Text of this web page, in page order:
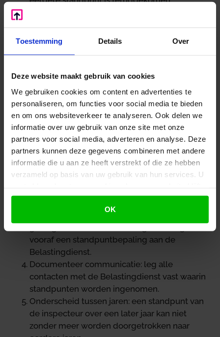
Toestemming Details Over
Deze website maakt gebruik van cookies
We gebruiken cookies om content en advertenties te
personaliseren, om functies voor social media te bieden
en om ons websiteverkeer te analyseren. Ook delen we
informatie over uw gebruik van onze site met onze
partners voor social media, adverteren en analyse. Deze
partners kunnen deze gegevens combineren met andere
informatie die u aan ze heeft verstrekt of die ze hebben
verzameld op basis van uw gebruik van hun services. U
gebruiken.
OK
met zijn standpunt over 2020 alleen iets
belangrijke lessen over het vertrouwensbeginsel:
Expliciete standpunten zijn nodig: het enkel
volgen van aangiften in latere jaren is
onvoldoende om een beroep op het
vertrouwensbeginsel te onderbouwen.
Let op bij aandeelhouderswijzigingen: bij
belangrijke aandeelhouderswijzigingen moet
Doe vooroverleg: wilt u zekerheid over fiscale
vooraf een standpuntbepaling aan de
Belastingdienst.
Documenteer communicatie: leg alle
contacten met de Belastingdienst vast waarin
standpunten worden ingenomen.
Onderscheid tussen jaren: een standpunt van
de inspecteur over een later jaar kan niet
zonder meer worden doorgetrokken naar